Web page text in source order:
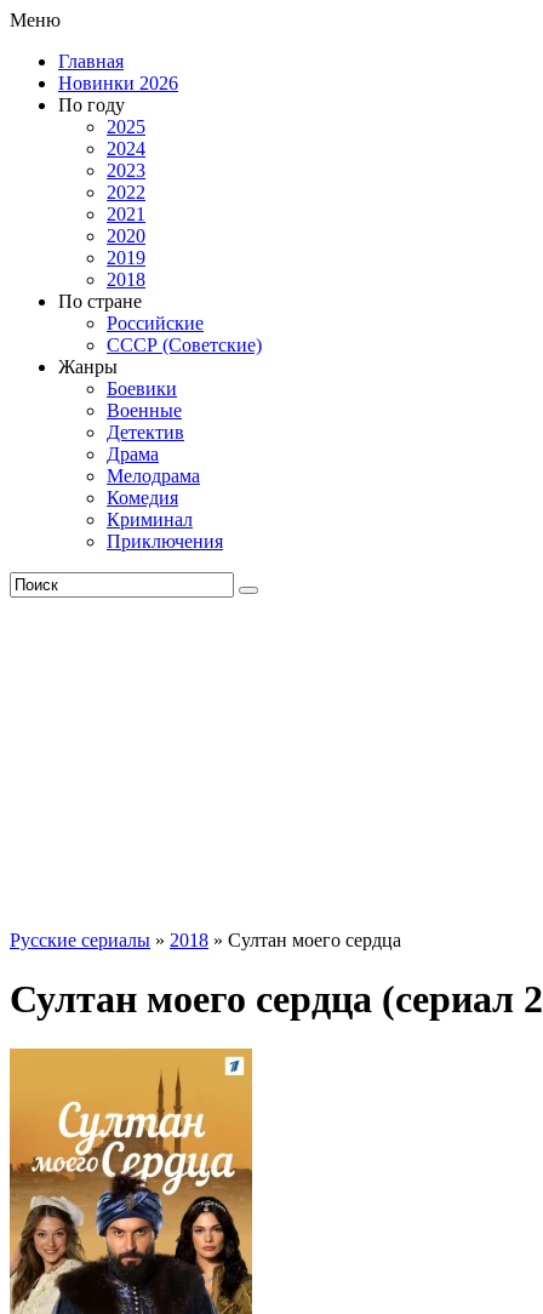
Меню
Главная
Новинки 2026
По году
2025
2024
2023
2022
2021
2020
2019
2018
По стране
Российские
СССР (Советские)
Жанры
Боевики
Военные
Детектив
Драма
Мелодрама
Комедия
Криминал
Приключения
Русские сериалы » 2018 » Султан моего сердца
Султан моего сердца (сериал